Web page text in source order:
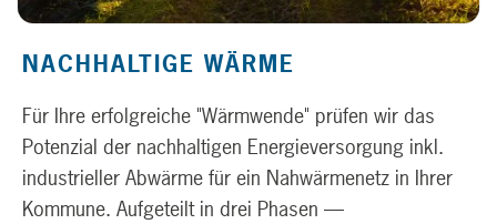
NACHHALTIGE WÄRME
Für Ihre erfolgreiche "Wärmwende" prüfen wir das
Potenzial der nachhaltigen Energieversorgung inkl.
industrieller Abwärme für ein Nahwärmenetz in Ihrer
Kommune. Aufgeteilt in drei Phasen —